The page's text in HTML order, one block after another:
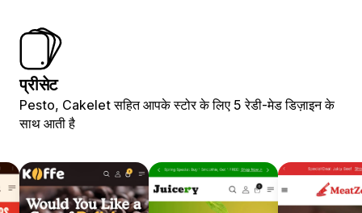
प्रीसेट
Pesto, Cakelet सहित आपके स्टोर के लिए 5 रेडी-मेड डिज़ाइन के
साथ आती है